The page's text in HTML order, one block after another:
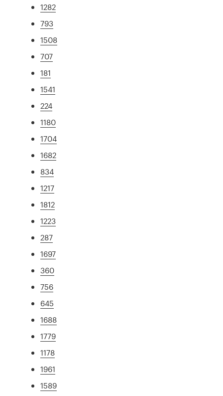
1282
793
1508
707
181
1541
224
1180
1704
1682
834
1217
1812
1223
287
1697
360
756
645
1688
1779
1178
1961
1589